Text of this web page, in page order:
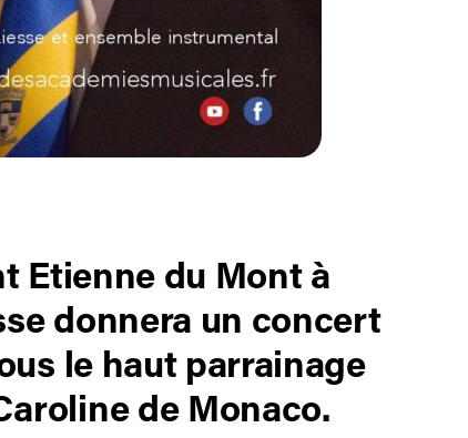
Etienne du Mont à
donnera un concert
le haut parrainage
de Monaco.